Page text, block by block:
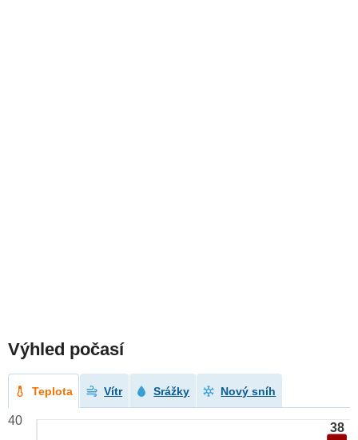
Výhled počasí
Teplota Vítr Srážky Nový sníh
38
40